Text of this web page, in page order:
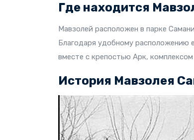
Где находится
Мавзолей расположен в парке
Благодаря удобному расположению
вместе с крепостью Арк,
История Мавзолея